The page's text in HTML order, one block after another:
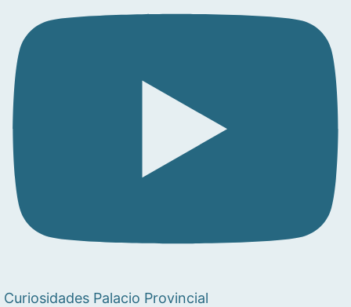
Curiosidades Palacio Provincial